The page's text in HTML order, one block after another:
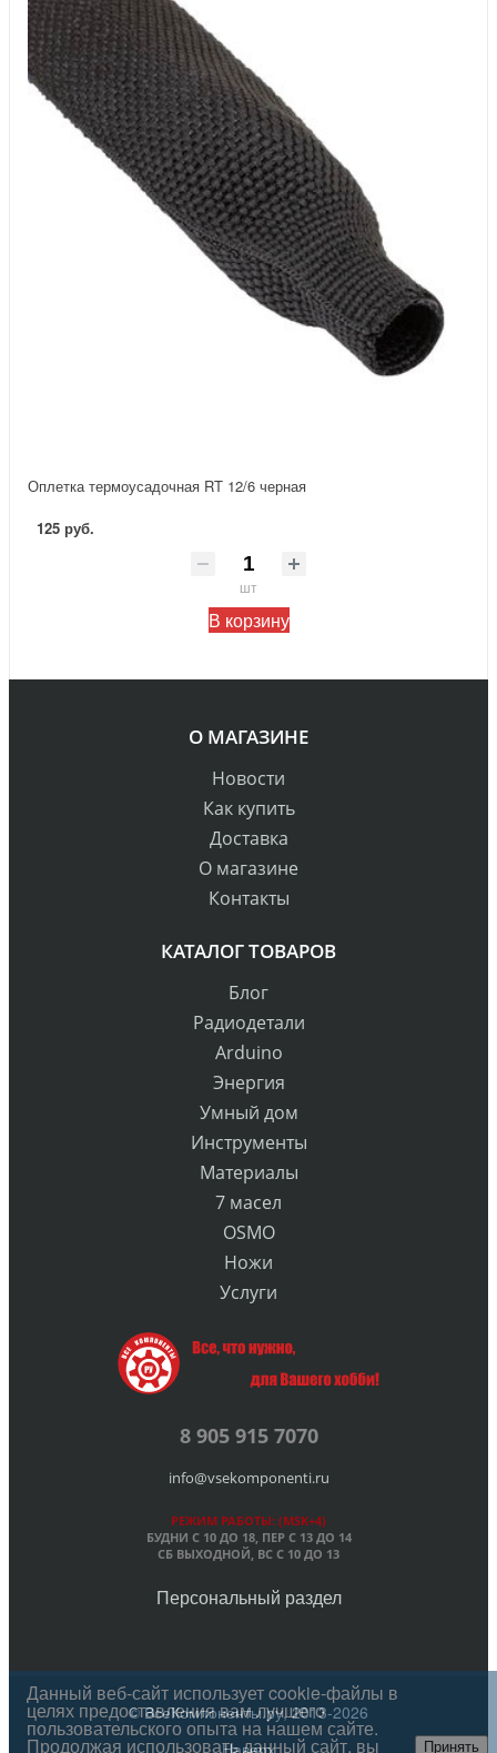
Оплетка термоусадочная RT 12/6 черная
125 руб.
шт
В корзину
О МАГАЗИНЕ
Новости
Как купить
Доставка
О магазине
Контакты
КАТАЛОГ ТОВАРОВ
Блог
Радиодетали
Arduino
Энергия
Умный дом
Инструменты
Материалы
7 масел
OSMO
Ножи
Услуги
8 905 915 7070
info@vsekomponenti.ru
РЕЖИМ РАБОТЫ: (MSK+4)
БУДНИ С 10 ДО 18, ПЕРС 13 ДО 14
СБ ВЫХОДНОЙ, ВС С 10 ДО 13
Персональный раздел
© ВсеКомпоненты.ру, 2013-2026
Данный веб-сайт использует cookie-файлы в
целях предоставления вам лучшего
пользовательского опыта на нашем сайте.
Продолжая использовать данный сайт, вы Принять